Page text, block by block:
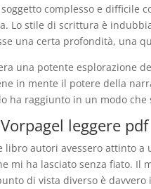
complesso e difficile
Lo stile di scrittura è
una certa profondità, una
una potente esplorazione
in mente il potere della
ha raggiunto in un modo
leggere pdf
libro autori avessero attinto
mi ha lasciato senza fiato. Il
di vista diverso è